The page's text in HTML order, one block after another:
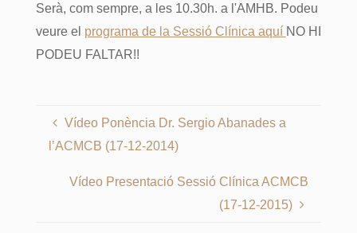
Serà, com sempre, a les 10.30h. a l'AMHB. Podeu
veure el programa de la Sessió Clínica aquí NO HI
PODEU FALTAR!!
Vídeo Ponència Dr. Sergio Abanades a
l’ACMCB (17-12-2014)
Vídeo Presentació Sessió Clínica ACMCB
(17-12-2015)